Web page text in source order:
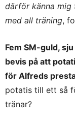
därför känna
med all träning,
Fem SM-guld,
bevis på att
för Alfreds
potatis till ett så
tränar?